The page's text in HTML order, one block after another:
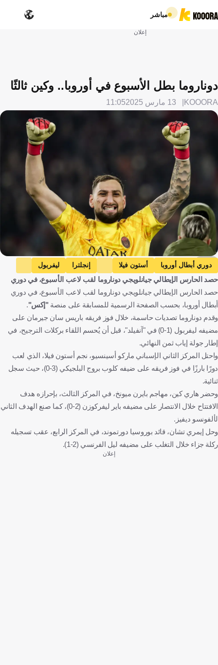
مباشر
إعلان
دوناروما بطل الأسبوع في أوروبا.. وكين ثالثًا
KOOORA 13 مارس 2025 11:05
دوري أبطال أوروبا أستون فيلا إنجلترا
ليفربول
باير ليفركوزن
ألمانيا
بايرن ميونخ
بوروسيا دورتموند
ليل
فرنسا
باريس سان جيرمان
كلوب بروج
إيمري تشان
هاري كين ماركو أسينسيو
إسبانيا
جيانلويجي دوناروما
إيطاليا
حصد الحارس الإيطالي جيانلويجي دوناروما لقب لاعب الأسبوع، في دوري
حصد الحارس الإيطالي جيانلويجي دوناروما لقب لاعب الأسبوع، في دوري
أبطال أوروبا، بحسب الصفحة الرسمية للمسابقة على منصة "إكس".
وقدم دوناروما تصديات حاسمة، خلال فوز فريقه باريس سان جيرمان على
مضيفه ليفربول (1-0) في "آنفيلد"، قبل أن يُحسم اللقاء بركلات الترجيح، في
إطار جولة إياب ثمن النهائي.
واحتل المركز الثاني الإسباني ماركو أسينسيو، نجم أستون فيلا، الذي لعب
دورًا بارزًا في فوز فريقه على ضيفه كلوب بروج البلجيكي (3-0)، حيث سجل
ثنائية.
وحضر هاري كين، مهاجم بايرن ميونخ، في المركز الثالث، بإحرازه هدف
الافتتاح خلال الانتصار على مضيفه باير ليفركوزن (2-0)، كما صنع الهدف الثاني
لألفونسو ديفيز.
وحل إيمري تشان، قائد بوروسيا دورتموند، في المركز الرابع، عقب تسجيله
ركلة جزاء خلال التغلب على مضيفه ليل الفرنسي (2-1).
إعلان